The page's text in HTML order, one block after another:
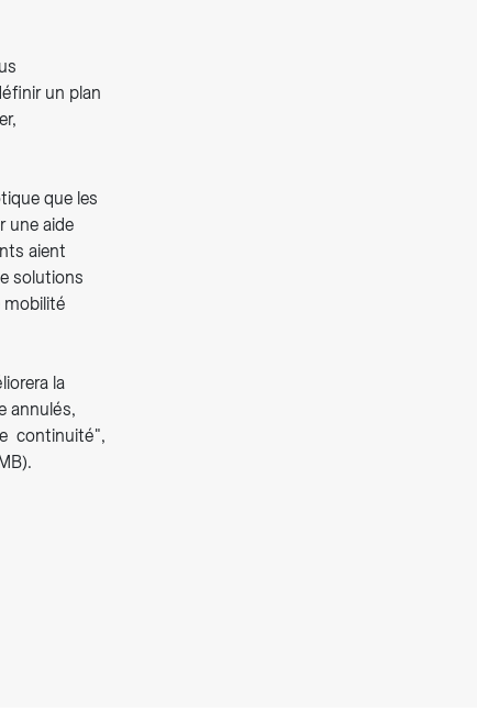
un plan
que les
une aide
aient
solutions
mobilité
la
annulés,
continuité",